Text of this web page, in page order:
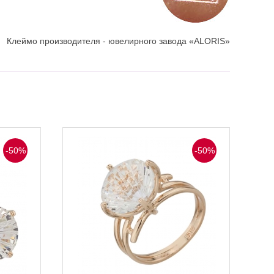
Клеймо производителя - ювелирного завода «ALORIS»
-50% -50%